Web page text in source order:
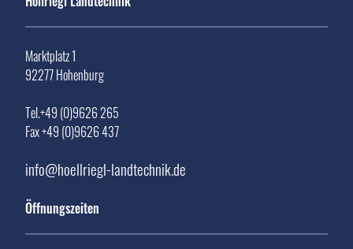
Marktplatz 1
92277 Hohenburg
Tel.+49 (0)9626 265
Fax +49 (0)9626 437
info@hoellriegl-landtechnik.de
Öffnungszeiten